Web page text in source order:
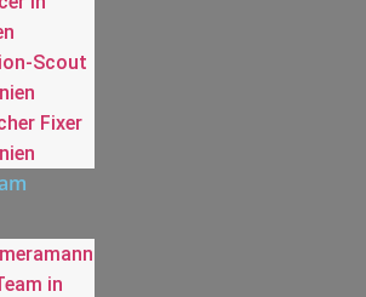
Scout
Fixer
in